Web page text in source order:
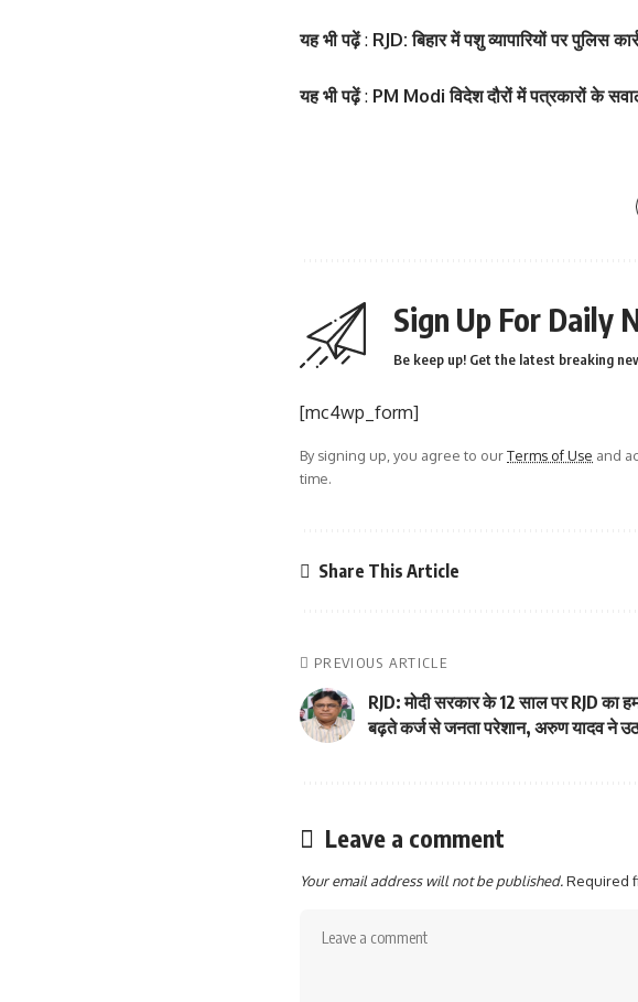
यह भी पढ़ें: RJD: बिहार में पशु व्यापारियों पर पुलिस
यह भी पढ़ें: PM Modi विदेश दौरों में पत्रकारों के
सोनम कपूर ने शर्ट के बटन खोलकर
फ्लॉन्ट किया
Salman Khan की बर्थडे पार्टी में लगा
मेला, धोनी हुए शामिल
Sign Up For Daily
Be keep up! Get the latest breaking
[mc4wp_form]
By signing up, you agree to ourTerms of Use and
time.
Share This Article
PREVIOUS ARTICLE
RJD: मोदी सरकार के 12 साल पर RJD का
बढ़ते कर्ज से जनता परेशान, अरुण यादव ने
Leave a comment
Your email address will not be published.Required